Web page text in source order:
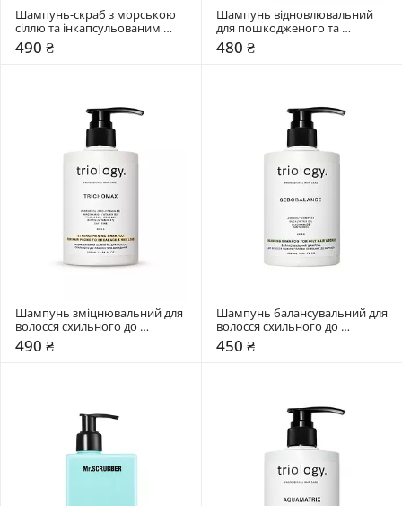
Шампунь-скраб з морською
сіллю та інкапсульованим
вугіллям Triology. Scalp reset
490 ₴
Шампунь відновлювальний
для пошкодженого та
фарбованого волосся Triology.
Fiberplex
480 ₴
Шампунь зміцнювальний для
волосся схильного до
ламкості та випадіння Triology.
Trichomax
490 ₴
Шампунь балансувальний для
волосся схильного до
жирності Triology. Sebobalance
450 ₴